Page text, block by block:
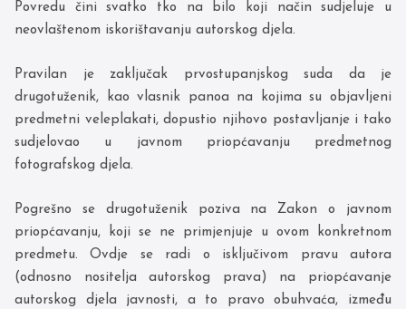
Povredu čini svatko tko na bilo koji način sudjeluje u
neovlaštenom iskorištavanju autorskog djela.
Pravilan je zaključak prvostupanjskog suda da je
drugotuženik, kao vlasnik panoa na kojima su objavljeni
predmetni veleplakati, dopustio njihovo postavljanje i tako
sudjelovao u javnom priopćavanju predmetnog
fotografskog djela.
Pogrešno se drugotuženik poziva na Zakon o javnom
priopćavanju, koji se ne primjenjuje u ovom konkretnom
predmetu. Ovdje se radi o isključivom pravu autora
(odnosno nositelja autorskog prava) na priopćavanje
autorskog djela javnosti, a to pravo obuhvaća, između